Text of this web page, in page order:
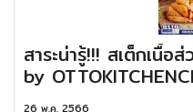
สาระน่ารู้!!! สเต็กเนื้อ
by
26 พ.ค. 2566